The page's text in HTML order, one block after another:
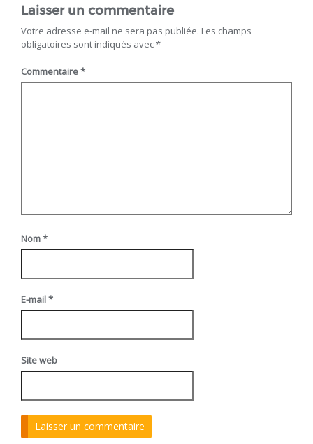
Laisser un commentaire
Votre adresse e-mail ne sera pas publiée. Les champs
obligatoires sont indiqués avec*
Commentaire*
Nom*
E-mail*
Site web